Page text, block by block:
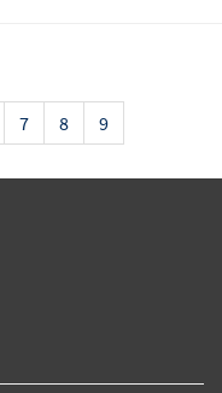
7 8 9